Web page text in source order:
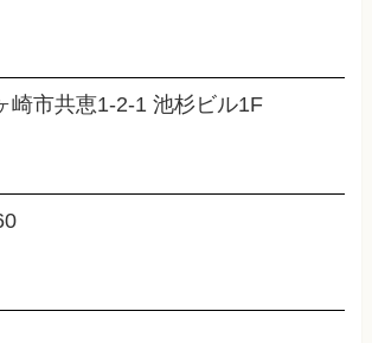
崎市共恵1-2-1 池杉ビル1F